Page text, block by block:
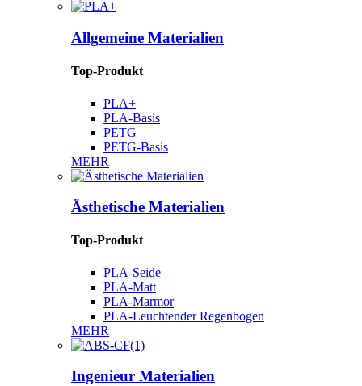
Allgemeine Materialien
Top-Produkt
PLA+
PLA-Basis
PETG
PETG-Basis
MEHR
Ästhetische Materialien
Top-Produkt
PLA-Seide
PLA-Matt
PLA-Marmor
PLA-Leuchtender Regenbogen
MEHR
Ingenieur Materialien